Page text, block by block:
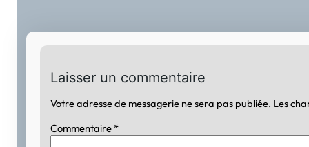
Laisser un commentaire
Votre adresse de messagerie ne sera pas publiée. Les
Commentaire *